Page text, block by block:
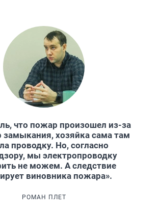
что пожар произошел из-за
замыкания, хозяйка сама там
проводку. Но, согласно
мы электропроводку
не можем. А следствие
виновника пожара».
РОМАН ПЛЕТ